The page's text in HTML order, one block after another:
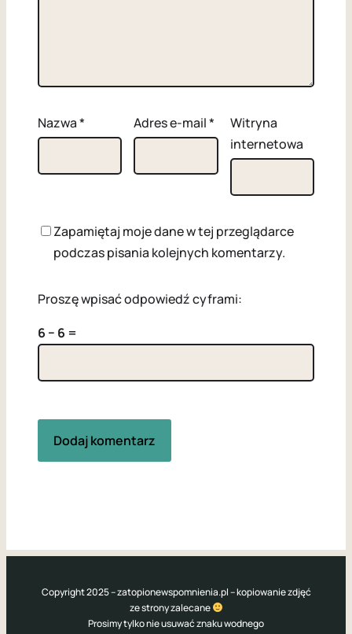
Nazwa* Adres e-mail*
Witryna
internetowa
Zapamiętaj moje dane w tej przeglądarce
podczas pisania kolejnych komentarzy.
Proszę wpisać odpowiedź cyframi:
6 − 6 =
Copyright 2025 – zatopionewspomnienia.pl – kopiowanie zdjęć
ze strony zalecane
Prosimy tylko nie usuwać znaku wodnego